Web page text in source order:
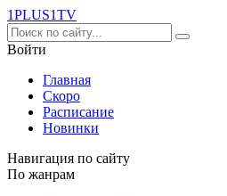
1PLUS1TV
Войти
Главная
Скоро
Расписание
Новинки
Навигация по сайту
По жанрам